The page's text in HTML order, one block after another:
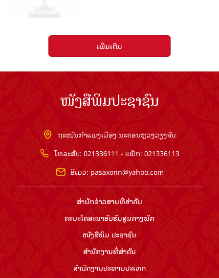
ເພີ່ມເຕີມ
ໜັງສືພິມປະຊາຊົນ
ຖະໜົນກຳແພງເມືອງ ນະຄອນຫຼວງວຽງຈັນ
ໂທລະສັບ: 021336111 - ແຟັກ: 021336113
ອີເມວ: pasaxonn@yahoo.com
ສຳ​ນັກ​ຂ່າວ​ສານ​ທີ່​ສຳ​ຄັນ​
ຄະນະໂຄສະນາອົບຮົມ​ສູນ​ກາງ​ພັກ
ໜັງສືພິມ ປະ​ຊາ​ຊົນ
ສຳ​ນັກ​ງານ​ທີ່​ສຳ​ຄັນ
ສຳ​ນັກ​ງານ​ປະ​ທານ​ປະ​ເທດ